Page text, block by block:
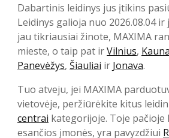
Dabartinis leidinys jus įtikins
Leidinys galioja nuo 2026.08.04 ir
jau tikriausiai žinote, MAXIMA
mieste, o taip pat irVilnius,
Panevėžys, Šiauliai ir Jonava.
Tuo atveju, jei MAXIMA
vietovėje, peržiūrėkite kitus
centrai kategorijoje. Toje pačioje
esančios įmonės, yra pavyzdžiui